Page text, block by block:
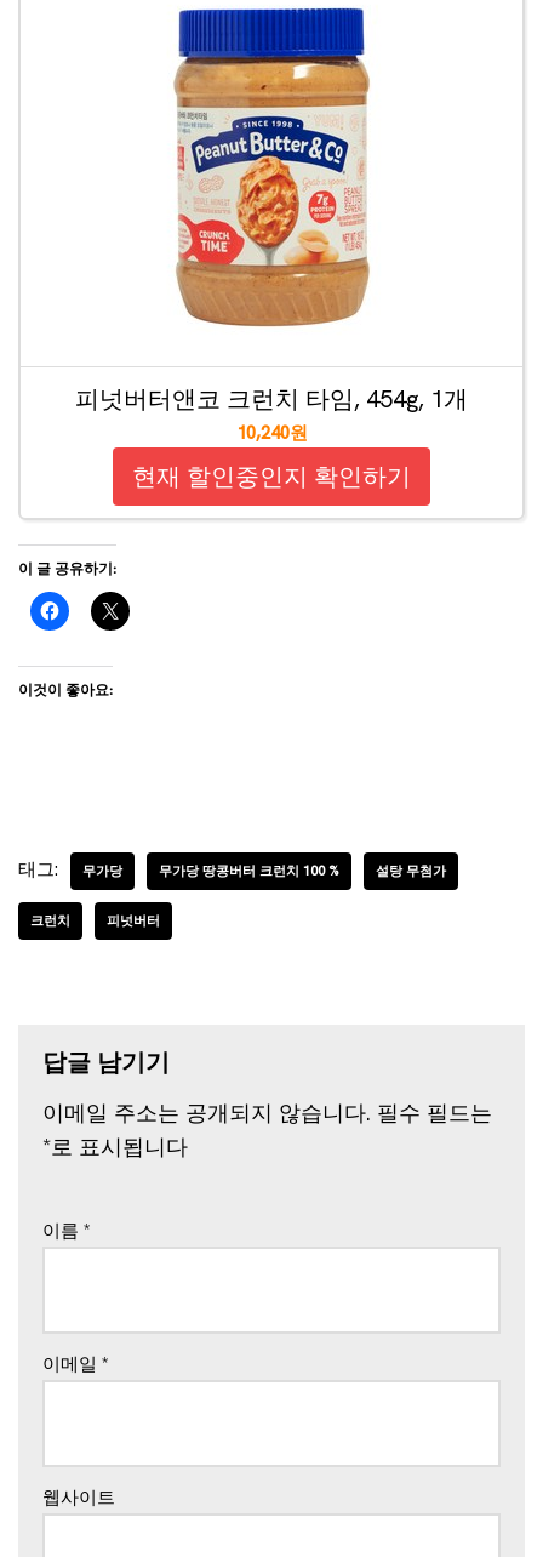
피넛버터앤코 크런치 타임, 454g, 1개
10,240원
현재 할인중인지 확인하기
이 글 공유하기:
이것이 좋아요:
태그: 무가당 무가당 땅콩버터 크런치 100 % 설탕 무첨가
크런치 피넛버터
답글 남기기
이메일 주소는 공개되지 않습니다. 필수 필드는
*로 표시됩니다
이름 *
이메일 *
웹사이트